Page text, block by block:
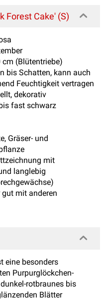
Forest Cake' (S)
(Blütentriebe)
bis Schatten, kann auch
Feuchtigkeit vertragen
dekorativ
fast schwarz
Gräser- und
mit
langlebig
mit anderen
eine besonders
Purpurglöckchen-
dunkel-rotbraunes bis
Blätter